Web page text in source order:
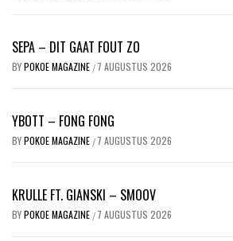
SEPA – DIT GAAT FOUT ZO
BYPOKOE MAGAZINE / 7 AUGUSTUS 2026
YBOTT – FONG FONG
BYPOKOE MAGAZINE / 7 AUGUSTUS 2026
KRULLE FT. GIANSKI – SMOOV
BYPOKOE MAGAZINE / 7 AUGUSTUS 2026